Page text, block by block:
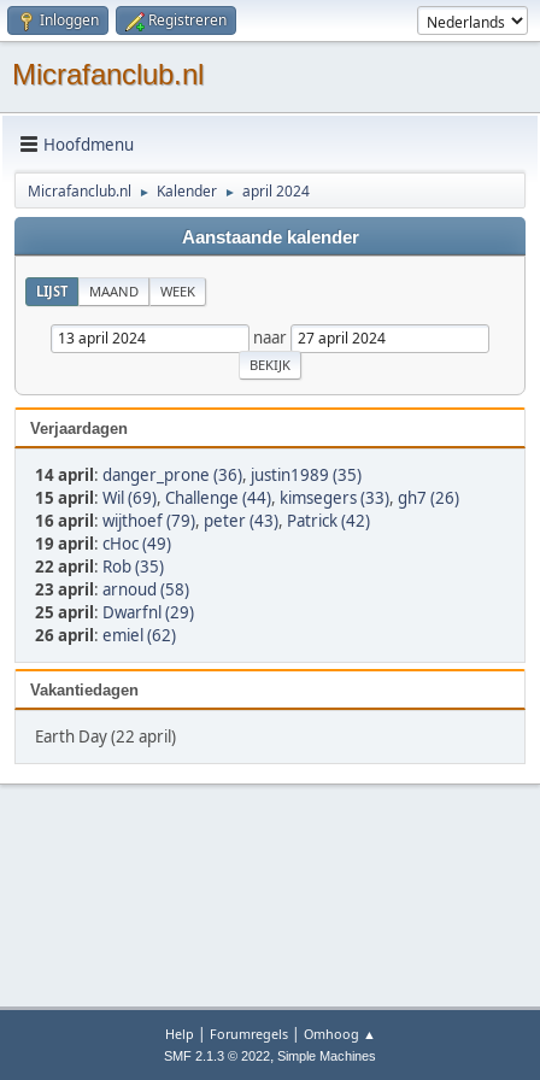
Inloggen Registreren
Micrafanclub.nl
Hoofdmenu
Micrafanclub.nl ► Kalender ► april 2024
Aanstaande kalender
LIJST MAAND WEEK
naar
Verjaardagen
14 april: danger_prone (36), justin1989 (35)
15 april: Wil (69), Challenge (44), kimsegers (33), gh7 (26)
16 april: wijthoef (79), peter (43), Patrick (42)
19 april: cHoc (49)
22 april: Rob (35)
23 april: arnoud (58)
25 april: Dwarfnl (29)
26 april: emiel (62)
Vakantiedagen
Earth Day (22 april)
Help | Forumregels| Omhoog ▲
SMF 2.1.3 © 2022, Simple Machines